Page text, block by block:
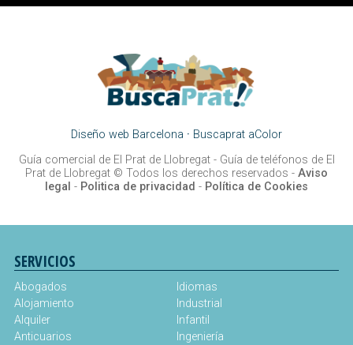
Diseño web Barcelona · Buscaprat aColor
Guía comercial de El Prat de Llobregat - Guía de teléfonos de El
Prat de Llobregat © Todos los derechos reservados - Aviso
legal - Politica de privacidad - Política de Cookies
SERVICIOS
Abogados
Alojamiento
Alquiler
Anticuarios
Idiomas
Industrial
Infantil
Ingeniería